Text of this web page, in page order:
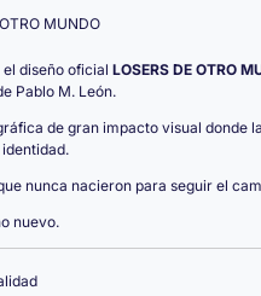
MUNDO
diseño oficial LOSERS DE OTRO
Pablo M. León.
de gran impacto visual donde
nunca nacieron para seguir el
nuevo.